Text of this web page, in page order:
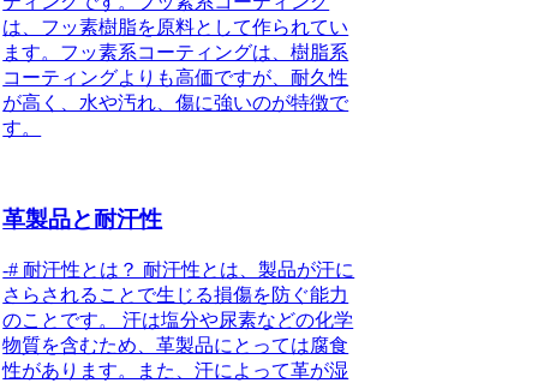
は、フッ素樹脂を原料として作られてい
ます。フッ素系コーティングは、樹脂系
コーティングよりも高価ですが、耐久性
が高く、水や汚れ、傷に強いのが特徴で
す。
革製品と耐汗性
-# 耐汗性とは？ 耐汗性とは、製品が汗に
さらされることで生じる損傷を防ぐ能力
のことです。 汗は塩分や尿素などの化学
物質を含むため、革製品にとっては腐食
性があります。また、汗によって革が湿